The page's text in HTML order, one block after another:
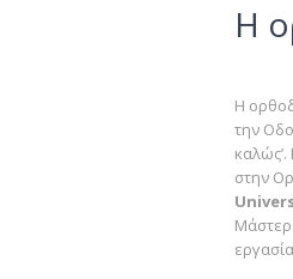
Η
H
την
στην
Μάστερ